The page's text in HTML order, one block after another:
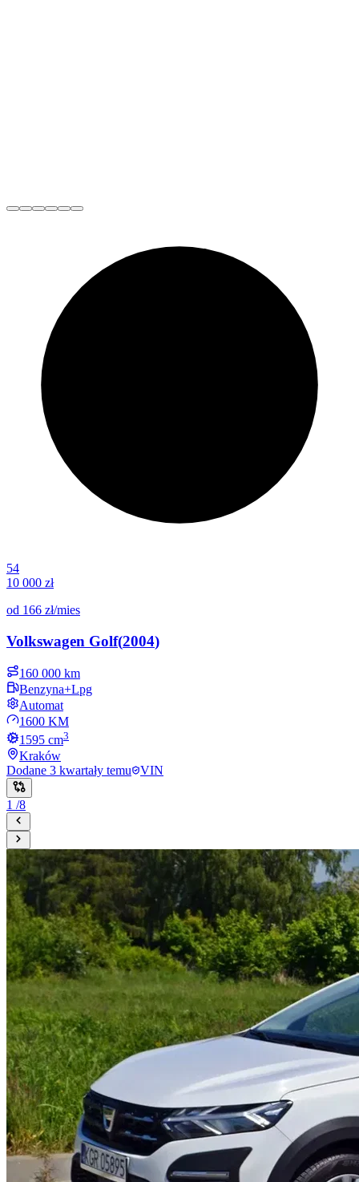
54
10 000 zł
od 166 zł/mies
Volkswagen Golf(2004)
160 000 km
Benzyna+Lpg
Automat
1600 KM
1595 cm3
Kraków
Dodane 3 kwartały temu VIN
1 /8